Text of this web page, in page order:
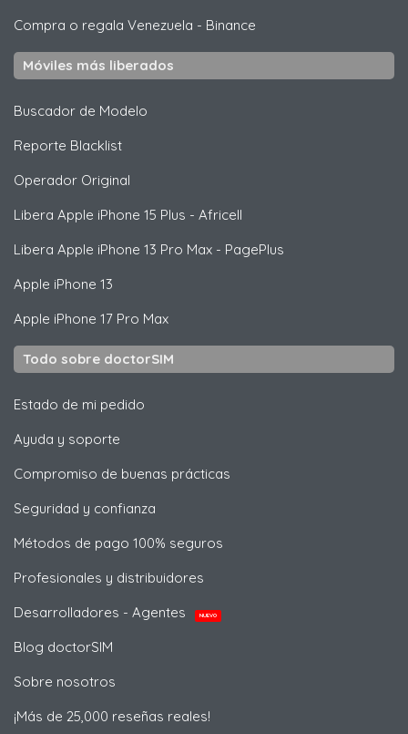
Compra o regala Venezuela - Binance
Móviles más liberados
Buscador de Modelo
Reporte Blacklist
Operador Original
Libera Apple iPhone 15 Plus - Africell
Libera Apple iPhone 13 Pro Max - PagePlus
Apple iPhone 13
Apple iPhone 17 Pro Max
Todo sobre doctorSIM
Estado de mi pedido
Ayuda y soporte
Compromiso de buenas prácticas
Seguridad y confianza
Métodos de pago 100% seguros
Profesionales y distribuidores
Desarrolladores - Agentes
NUEVO
Blog doctorSIM
Sobre nosotros
¡Más de 25,000 reseñas reales!